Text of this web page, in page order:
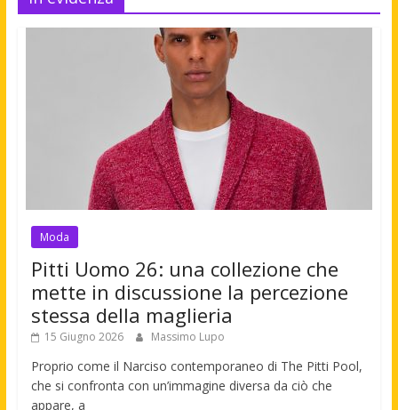
Moda
Pitti Uomo 26: una collezione che
mette in discussione la percezione
stessa della maglieria
15 Giugno 2026 Massimo Lupo
Proprio come il Narciso contemporaneo di The Pitti Pool,
che si confronta con un’immagine diversa da ciò che
appare, a